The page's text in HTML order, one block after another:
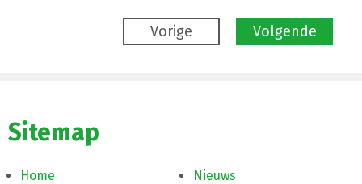
Vorige Volgende
Sitemap
Home
Nieuws